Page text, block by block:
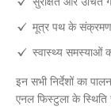
मूत्र पथ के संक्रमण
स्वास्थ्य समस्याओं
इन सभी निर्देशों का
एनल फिस्टुला के स्थिति